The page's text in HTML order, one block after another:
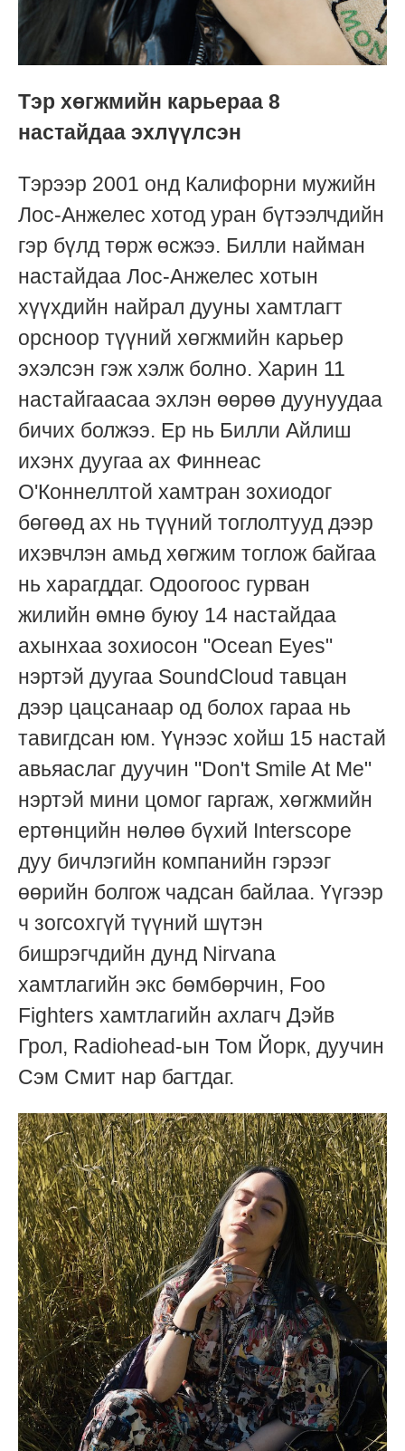
Тэр хөгжмийн карьераа 8
настайдаа эхлүүлсэн
Тэрээр 2001 онд Калифорни мужийн
Лос-Анжелес хотод уран бүтээлчдийн
гэр бүлд төрж өсжээ. Билли найман
настайдаа Лос-Анжелес хотын
хүүхдийн найрал дууны хамтлагт
орсноор түүний хөгжмийн карьер
эхэлсэн гэж хэлж болно. Харин 11
настайгаасаа эхлэн өөрөө дуунуудаа
бичих болжээ. Ер нь Билли Айлиш
ихэнх дуугаа ах Финнеас
О'Коннеллтой хамтран зохиодог
бөгөөд ах нь түүний тоглолтууд дээр
ихэвчлэн амьд хөгжим тоглож байгаа
нь харагддаг. Одоогоос гурван
жилийн өмнө буюу 14 настайдаа
ахынхаа зохиосон "Ocean Eyes"
нэртэй дуугаа SoundCloud тавцан
дээр цацсанаар од болох гараа нь
тавигдсан юм. Үүнээс хойш 15 настай
авьяаслаг дуучин "Don't Smile At Me"
нэртэй мини цомог гаргаж, хөгжмийн
ертөнцийн нөлөө бүхий Interscope
дуу бичлэгийн компанийн гэрээг
өөрийн болгож чадсан байлаа. Үүгээр
ч зогсохгүй түүний шүтэн
бишрэгчдийн дунд Nirvana
хамтлагийн экс бөмбөрчин, Foo
Fighters хамтлагийн ахлагч Дэйв
Грол, Radiohead-ын Том Йорк, дуучин
Сэм Смит нар багтдаг.